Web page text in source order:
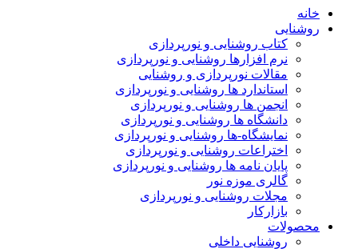
خانه
روشنایی
کتاب روشنایی و نورپردازی
نرم افزارها روشنایی و نورپردازی
مقالات نورپردازی و روشنایی
استاندارد ها روشنایی و نورپردازی
انجمن ها روشنایی و نورپردازی
دانشگاه ها روشنایی و نورپردازی
نمایشگاه-ها روشنایی و نورپردازی
اختراعات روشنایی و نورپردازی
پایان نامه ها روشنایی و نورپردازی
گالری موزه نور
مجلات روشنایی و نورپردازی
بازارکار
محصولات
روشنایی داخلی